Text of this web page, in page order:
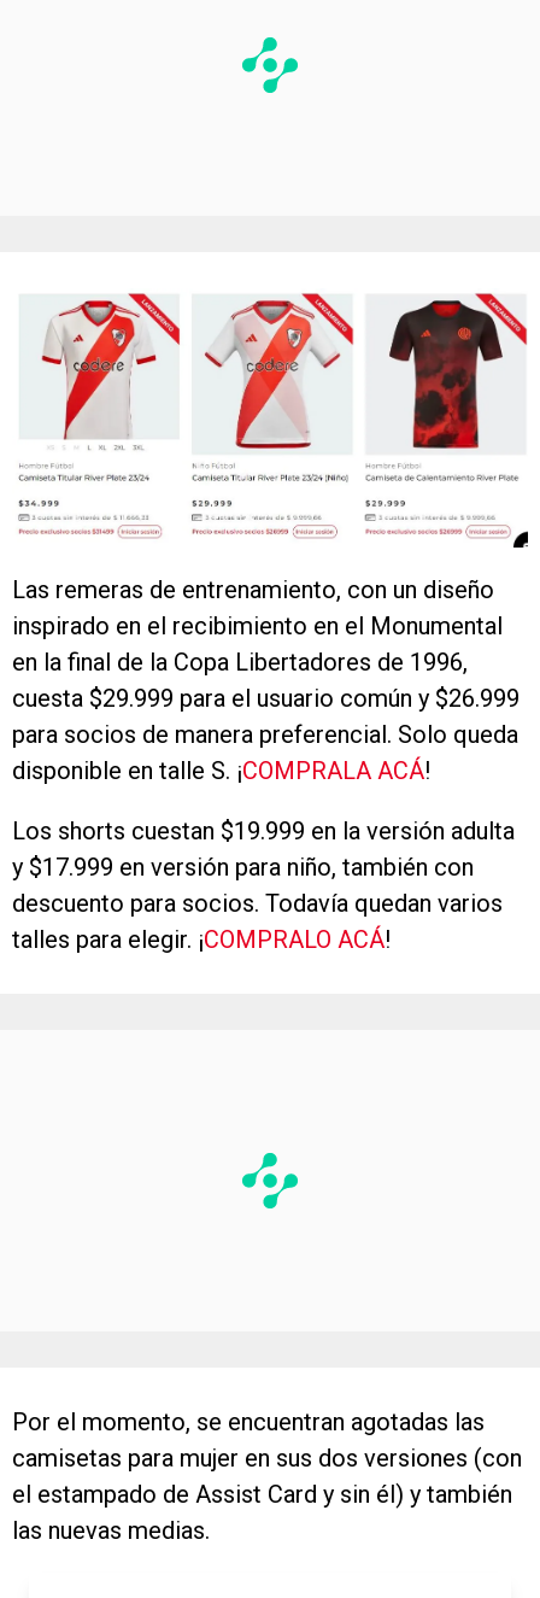
Las remeras de entrenamiento, con un diseño
inspirado en el recibimiento en el Monumental
en la final de la Copa Libertadores de 1996,
cuesta $29.999 para el usuario común y $26.999
para socios de manera preferencial. Solo queda
disponible en talle S. ¡COMPRALA ACÁ!
Los shorts cuestan $19.999 en la versión adulta
y $17.999 en versión para niño, también con
descuento para socios. Todavía quedan varios
talles para elegir. ¡COMPRALO ACÁ!
Por el momento, se encuentran agotadas las
camisetas para mujer en sus dos versiones (con
el estampado de Assist Card y sin él) y también
las nuevas medias.